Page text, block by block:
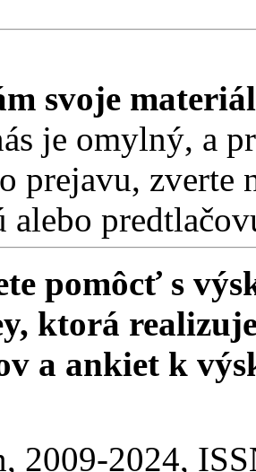
svoje
je omylný, a
prejavu, zverte
alebo
pomôcť s
ktorá
a ankiet k
2009-2024,